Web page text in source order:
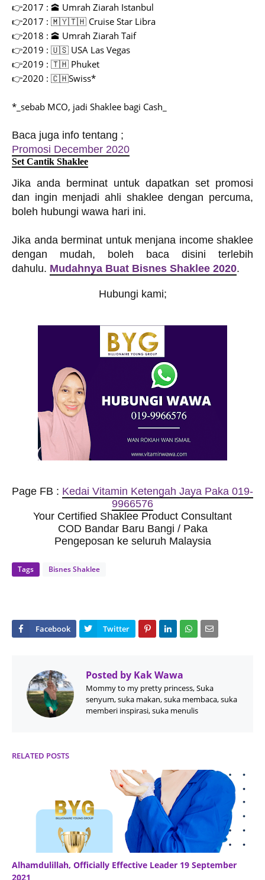
👉2017 : 🕋 Umrah Ziarah Istanbul
👉2017 : 🇲🇾🇹🇭 Cruise Star Libra
👉2018 : 🕋 Umrah Ziarah Taif
👉2019 : 🇺🇸 USA Las Vegas
👉2019 : 🇹🇭 Phuket
👉2020 : 🇨🇭Swiss*
*_sebab MCO, jadi Shaklee bagi Cash_
Baca juga info tentang ;
Promosi December 2020
Set Cantik Shaklee
Jika anda berminat untuk dapatkan set promosi
dan ingin menjadi ahli shaklee dengan percuma,
boleh hubungi wawa hari ini.
Jika anda berminat untuk menjana income shaklee
dengan mudah, boleh baca disini terlebih
dahulu. Mudahnya Buat Bisnes Shaklee 2020.
Hubungi kami;
Page FB : Kedai Vitamin Ketengah Jaya Paka 019-
9966576
Your Certified Shaklee Product Consultant
COD Bandar Baru Bangi / Paka
Pengeposan ke seluruh Malaysia
Tags Bisnes Shaklee
Posted by Kak Wawa
Mommy to my pretty princess, Suka
senyum, suka makan, suka membaca, suka
memberi inspirasi, suka menulis
RELATED POSTS
Alhamdulillah, Officially Effective Leader 19 September
2021